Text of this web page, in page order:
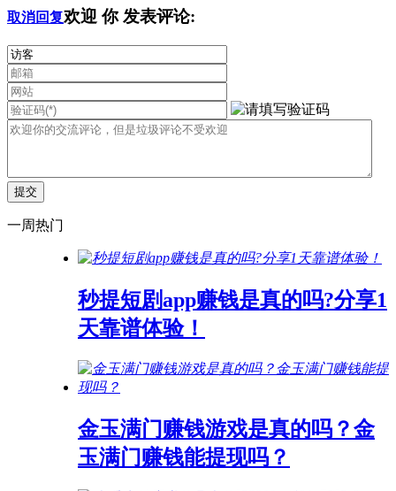
取消回复欢迎 你发表评论:
一周热门
秒提短剧app赚钱是真的吗?分享1
天靠谱体验！
金玉满门赚钱游戏是真的吗？金
玉满门赚钱能提现吗？